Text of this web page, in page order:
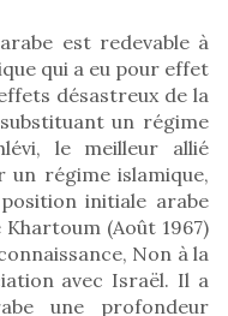
est redevable à
qui a eu pour effet
désastreux de la
un régime
le meilleur allié
un régime islamique,
initiale arabe
(Août 1967)
Non à la
avec Israël. Il a
une profondeur